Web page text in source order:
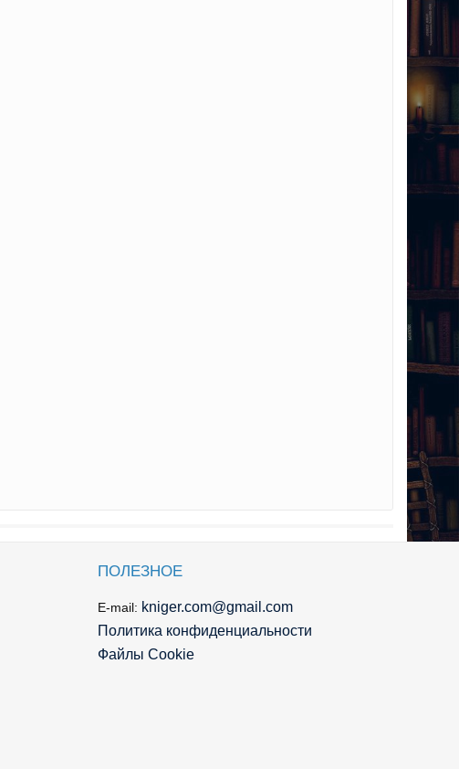
ПОЛЕЗНОЕ
E-mail: kniger.com@gmail.com
Политика конфиденциальности
Файлы Cookie